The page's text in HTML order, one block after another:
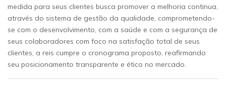
medida para seus clientes busca promover a melhoria continua,
através do sistema de gestão da qualidade, comprometendo-
se com o desenvolvimento, com a saúde e com a segurança de
seus colaboradores com foco na satisfação total de seus
clientes, a reis cumpre o cronograma proposto, reafirmando
seu posicionamento transparente e ético no mercado.